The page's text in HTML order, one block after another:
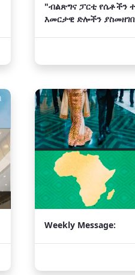
"ብልጽግና ፓርቲ የሴቶችን
እመርታዊ ድሎችን
Weekly Message: